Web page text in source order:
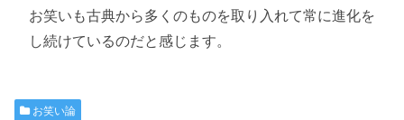
お笑いも古典から多くのものを取り入れて常に進化を
し続けているのだと感じます。
お笑い論